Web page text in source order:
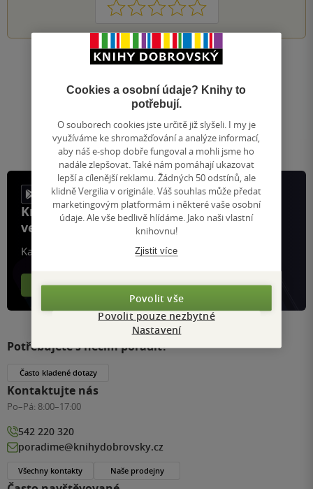
1 2 3 4 5
Nahoru
Zobrazeno 20 z 20
1
Přejít
na
stránku
/ 1
Knihy, recenze a klubové výhody
ve vaší kapse a naší appce KDčko
Každý měsíc společně přečteme tisíce knih
Více o aplikaci Více o klubu
Potřebujete s něčím poradit?
Často kladené dotazy
Kontaktujte nás
Po–Pá: 8:00–17:00
542 220 320
poradime@knihydobrovsky.cz
Všechny kontakty Naše prodejny
Cookies a osobní údaje? Knihy to
potřebují.
O souborech cookies jste určitě již slyšeli. I my je
využíváme ke shromažďování a analýze informací,
aby náš e-shop dobře fungoval a mohli jsme ho
nadále zlepšovat. Také nám pomáhají ukazovat
lepší a cílenější reklamu. Žádných 50 odstínů, ale
klidně Vergilia v originále. Váš souhlas může předat
marketingovým platformám i některé vaše osobní
údaje. Ale vše bedlivě hlídáme. Jako naši vlastní
knihovnu!
Zjistit více
Povolit vše
Povolit pouze nezbytné
Nastavení